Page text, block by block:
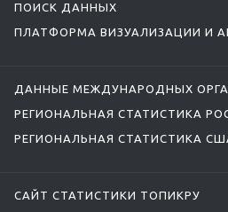
ПОИСК ДАННЫХ
ПЛАТФОРМА ВИЗУАЛИЗАЦИИ И
ДАННЫЕ МЕЖДУНАРОДНЫХ
РЕГИОНАЛЬНАЯ СТАТИСТИКА
РЕГИОНАЛЬНАЯ СТАТИСТИКА
САЙТ СТАТИСТИКИ ТОПИКРУ